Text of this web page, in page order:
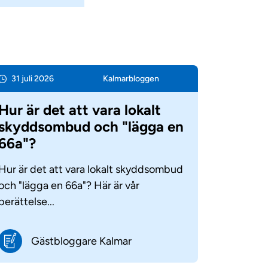
31 juli 2026 Kalmar­bloggen
är det att vara lokalt
och "lägga en
är det att vara lokalt skyddsombud
"lägga en 66a"? Här är vår
Gästbloggare Kalmar